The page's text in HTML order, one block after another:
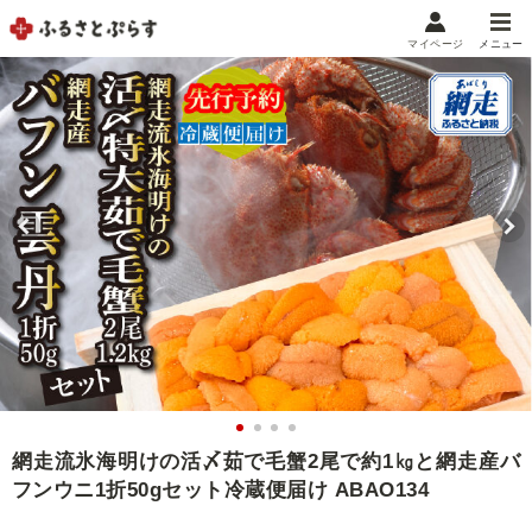
メニュー
マイメニュー
マイページ
お気に入り 閲覧履歴
メニュー
お礼の品から探す
お礼の品をカテゴリや金額で絞り込み
自治体から探す
ランキング
マイページ
網走流氷海明けの活〆茹で毛蟹2尾で約1㎏と網走産バ
フンウニ1折50gセット冷蔵便届け ABAO134